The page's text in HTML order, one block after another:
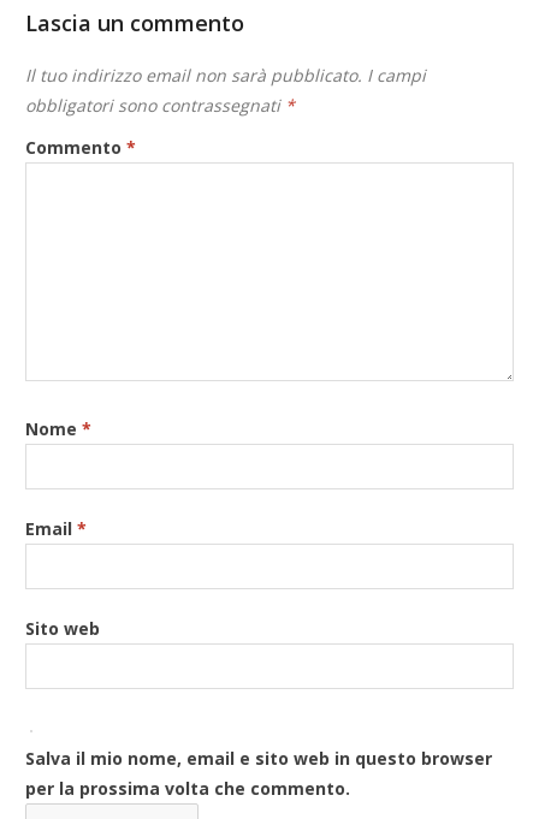
Lascia un commento
Il tuo indirizzo email non sarà pubblicato. I campi
obbligatori sono contrassegnati *
Commento*
Nome*
Email*
Sito web
Salva il mio nome, email e sito web in questo browser
per la prossima volta che commento.